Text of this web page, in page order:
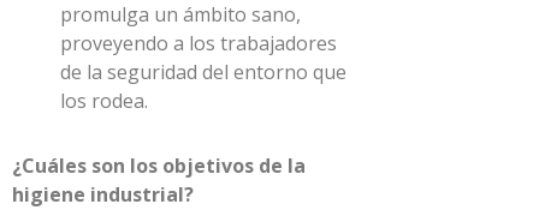
promulga un ámbito sano,
proveyendo a los trabajadores
de la seguridad del entorno que
los rodea.
¿Cuáles son los objetivos de la
higiene industrial?